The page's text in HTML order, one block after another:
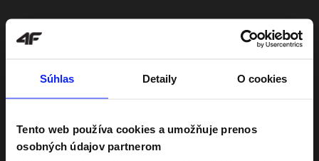
Súhlas Detaily O cookies
Tento web používa cookies a umožňuje prenos
osobných údajov partnerom